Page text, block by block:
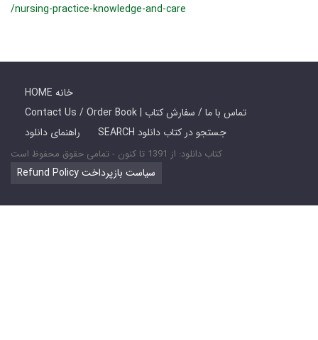
/nursing-practice-knowledge-and-care
HOME خانه
Contact Us / Order Book | تماس با ما / سفارش کتاب
راهنمای دانلود
SEARCH جستجو در کتاب دانلود
کتاب دانلود: از 1391 تا کنون - تمامی حقوق محفوظ است
Refund Policy سیاست بازپرداخت